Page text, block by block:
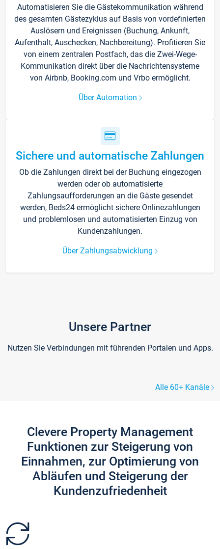
Automatisieren Sie die Gästekommunikation während
des gesamten Gästezyklus auf Basis von vordefinierten
Auslösern und Ereignissen (Buchung, Ankunft,
Aufenthalt, Auschecken, Nachbereitung). Profitieren Sie
von einem zentralen Postfach, das die Zwei-Wege-
Kommunikation direkt über die Nachrichtensysteme
von Airbnb, Booking.com und Vrbo ermöglicht.
Über Automation
Sichere und automatische Zahlungen
Ob die Zahlungen direkt bei der Buchung eingezogen
werden oder ob automatisierte
Zahlungsaufforderungen an die Gäste gesendet
werden, Beds24 ermöglicht sichere Onlinezahlungen
und problemlosen und automatisierten Einzug von
Kundenzahlungen.
Über Zahlungsabwicklung
Unsere Partner
Nutzen Sie Verbindungen mit führenden Portalen und Apps.
Alle 60+ Kanäle
Clevere Property Management
Funktionen zur Steigerung von
Einnahmen, zur Optimierung von
Abläufen und Steigerung der
Kundenzufriedenheit